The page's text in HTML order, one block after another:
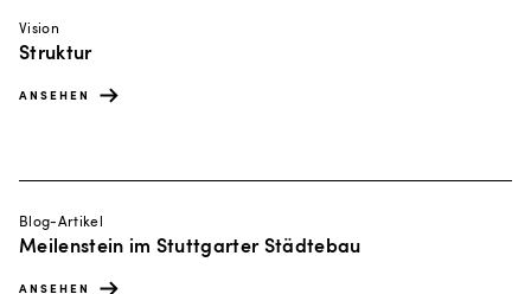
Vision
Struktur
ANSEHEN
Blog-Artikel
Meilenstein im Stuttgarter Städtebau
ANSEHEN